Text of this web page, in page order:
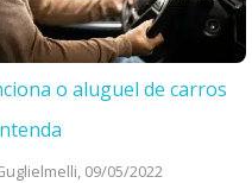
o aluguel de carros
09/05/2022